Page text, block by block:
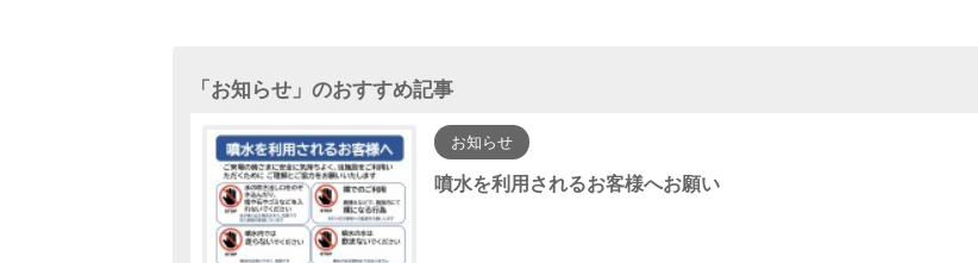
「お知らせ 」のおすすめ記事
お知らせ
噴水を利用されるお客様へお願い